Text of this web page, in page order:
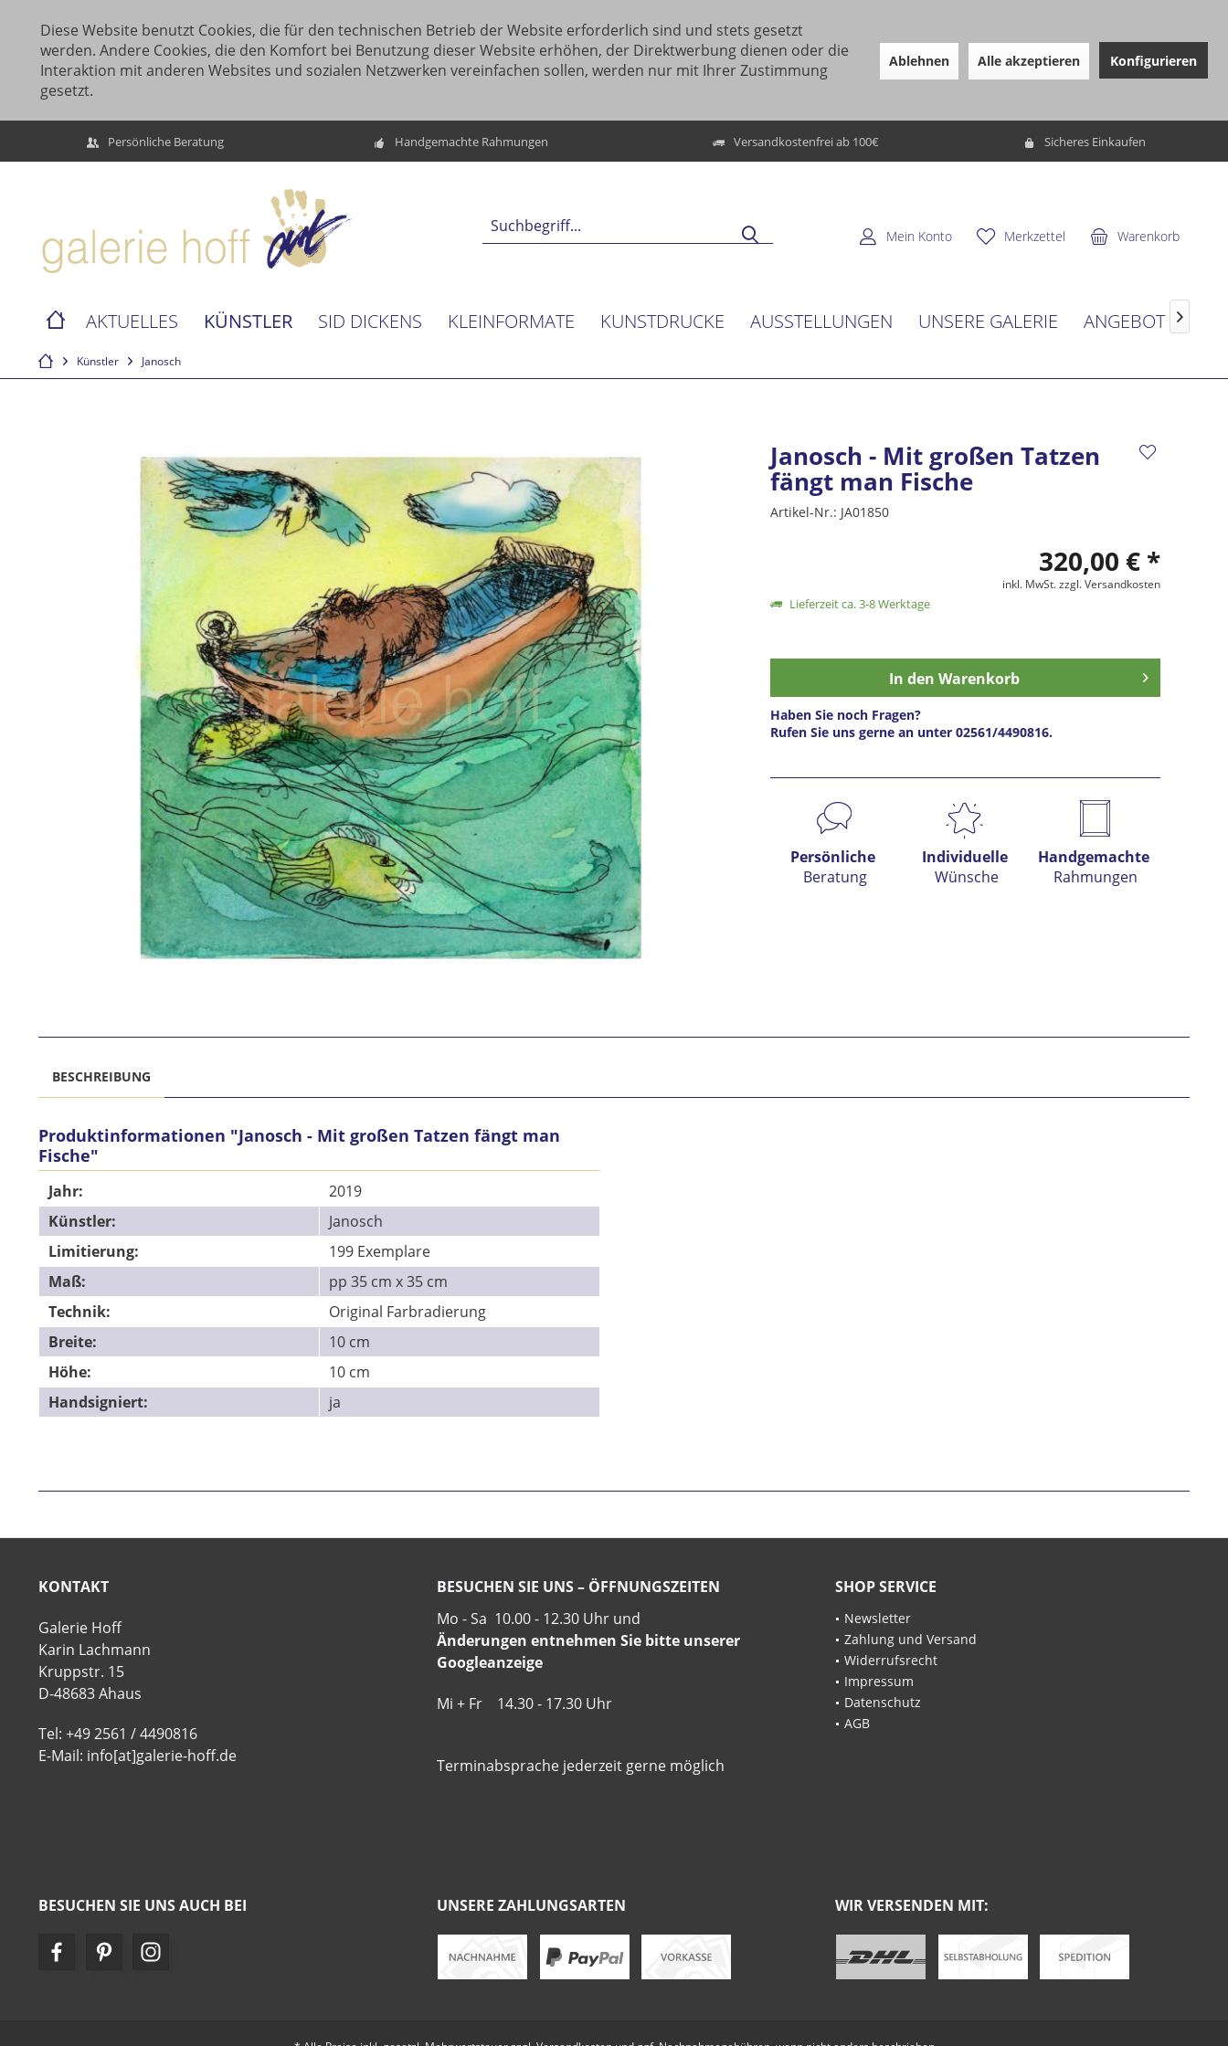
Diese Website benutzt Cookies, die für den technischen Betrieb der Website erforderlich sind und stets gesetzt
werden. Andere Cookies, die den Komfort bei Benutzung dieser Website erhöhen, der Direktwerbung dienen oder die
Interaktion mit anderen Websites und sozialen Netzwerken vereinfachen sollen, werden nur mit Ihrer Zustimmung
gesetzt.
Ablehnen Alle akzeptieren Konfigurieren
Persönliche Beratung Handgemachte Rahmungen Versandkostenfrei ab 100€ Sicheres Einkaufen
Warenkorb
Merkzettel
Mein Konto
AKTUELLES KÜNSTLER SID DICKENS KLEINFORMATE KUNSTDRUCKE AUSSTELLUNGEN UNSERE GALERIE ANGEBOT 
Künstler Janosch
Janosch - Mit großen Tatzen
fängt man Fische
Artikel-Nr.: JA01850
320,00 € *
inkl. MwSt.zzgl. Versandkosten
Lieferzeit ca. 3-8 Werktage
In den Warenkorb
Haben Sie noch Fragen?
Rufen Sie uns gerne an unter 02561/4490816.
Preis anfragen
Persönliche
Beratung
Individuelle
Wünsche
Handgemachte
Rahmungen
BESCHREIBUNG
Produktinformationen "Janosch - Mit großen Tatzen fängt man
Fische"
Jahr:
2019
Künstler:
Janosch
Limitierung:
199 Exemplare
Maß:
pp 35 cm x 35 cm
Technik:
Original Farbradierung
Breite:
10 cm
Höhe:
10 cm
Handsigniert:
ja
KONTAKT
Galerie Hoff
Karin Lachmann
Kruppstr. 15
D-48683 Ahaus
Tel: +49 2561 / 4490816
E-Mail: info[at]galerie-hoff.de
BESUCHEN SIE UNS – ÖFFNUNGSZEITEN
Mo - Sa 10.00 - 12.30 Uhr und
Änderungen entnehmen Sie bitte unserer
Googleanzeige
Mi + Fr 14.30 - 17.30 Uhr
Terminabsprache jederzeit gerne möglich
SHOP SERVICE
Newsletter
Zahlung und Versand
Widerrufsrecht
Impressum
Datenschutz
AGB
BESUCHEN SIE UNS AUCH BEI UNSERE ZAHLUNGSARTEN WIR VERSENDEN MIT: